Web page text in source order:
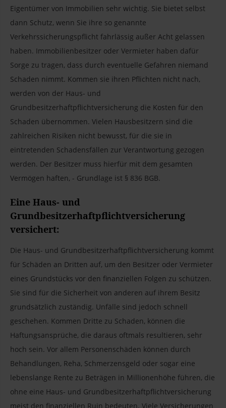
Eigentümer von Immobilien sehr wichtig. Sie bietet selbst
dann Schutz, wenn Sie ihre so genannte
Verkehrssicherungspflicht fahrlässig außer Acht gelassen
haben. Immobilienbesitzer oder Vermieter haben dafür
Sorge zu tragen, dass durch eventuelle Gefahren niemand
Schaden nimmt. Kommen sie ihren Pflichten nicht nach,
werden von der Haus- und
Grundbesitzerhaftpflichtversicherung die Kosten für den
Schaden übernommen. Vielen Hausbesitzern sind die
zahlreichen Risiken nicht bewusst, für die sie in
eintretenden Schadensfällen zur Verantwortung gezogen
werden. Der Besitzer muss hierfür mit dem gesamten
Vermögen haften, - Grundlage ist § 836 BGB.
Eine Haus- und
Grundbesitzerhaftpflichtversicherung
versichert:
Die Haus- und Grundbesitzerhaftpflichtversicherung kommt
für Schäden an Dritten auf, um den Besitzer oder Vermieter
eines Grundstücks vor den finanziellen Folgen zu schützen.
Sie sind für die Sicherheit von anderen auf ihrem Besitz
grundsätzlich zuständig. Unfälle sind jedoch schnell
geschehen. Kommen Dritte zu Schaden, können die
Haftungsansprüche, die daraus oftmals resultieren, sehr
hoch sein. Vor allem Personenschäden können durch
Behandlungen, Reha, Schmerzensgeld oder sogar eine
lebenslange Rente zu Beträgen in Millionenhöhe führen, die
ohne eine Haus- und Grundbesitzerhaftpflichtversicherung
meist den finanziellen Ruin bedeuten. Viele Versicherungen